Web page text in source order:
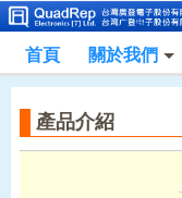
首頁 關於我們
產品介紹